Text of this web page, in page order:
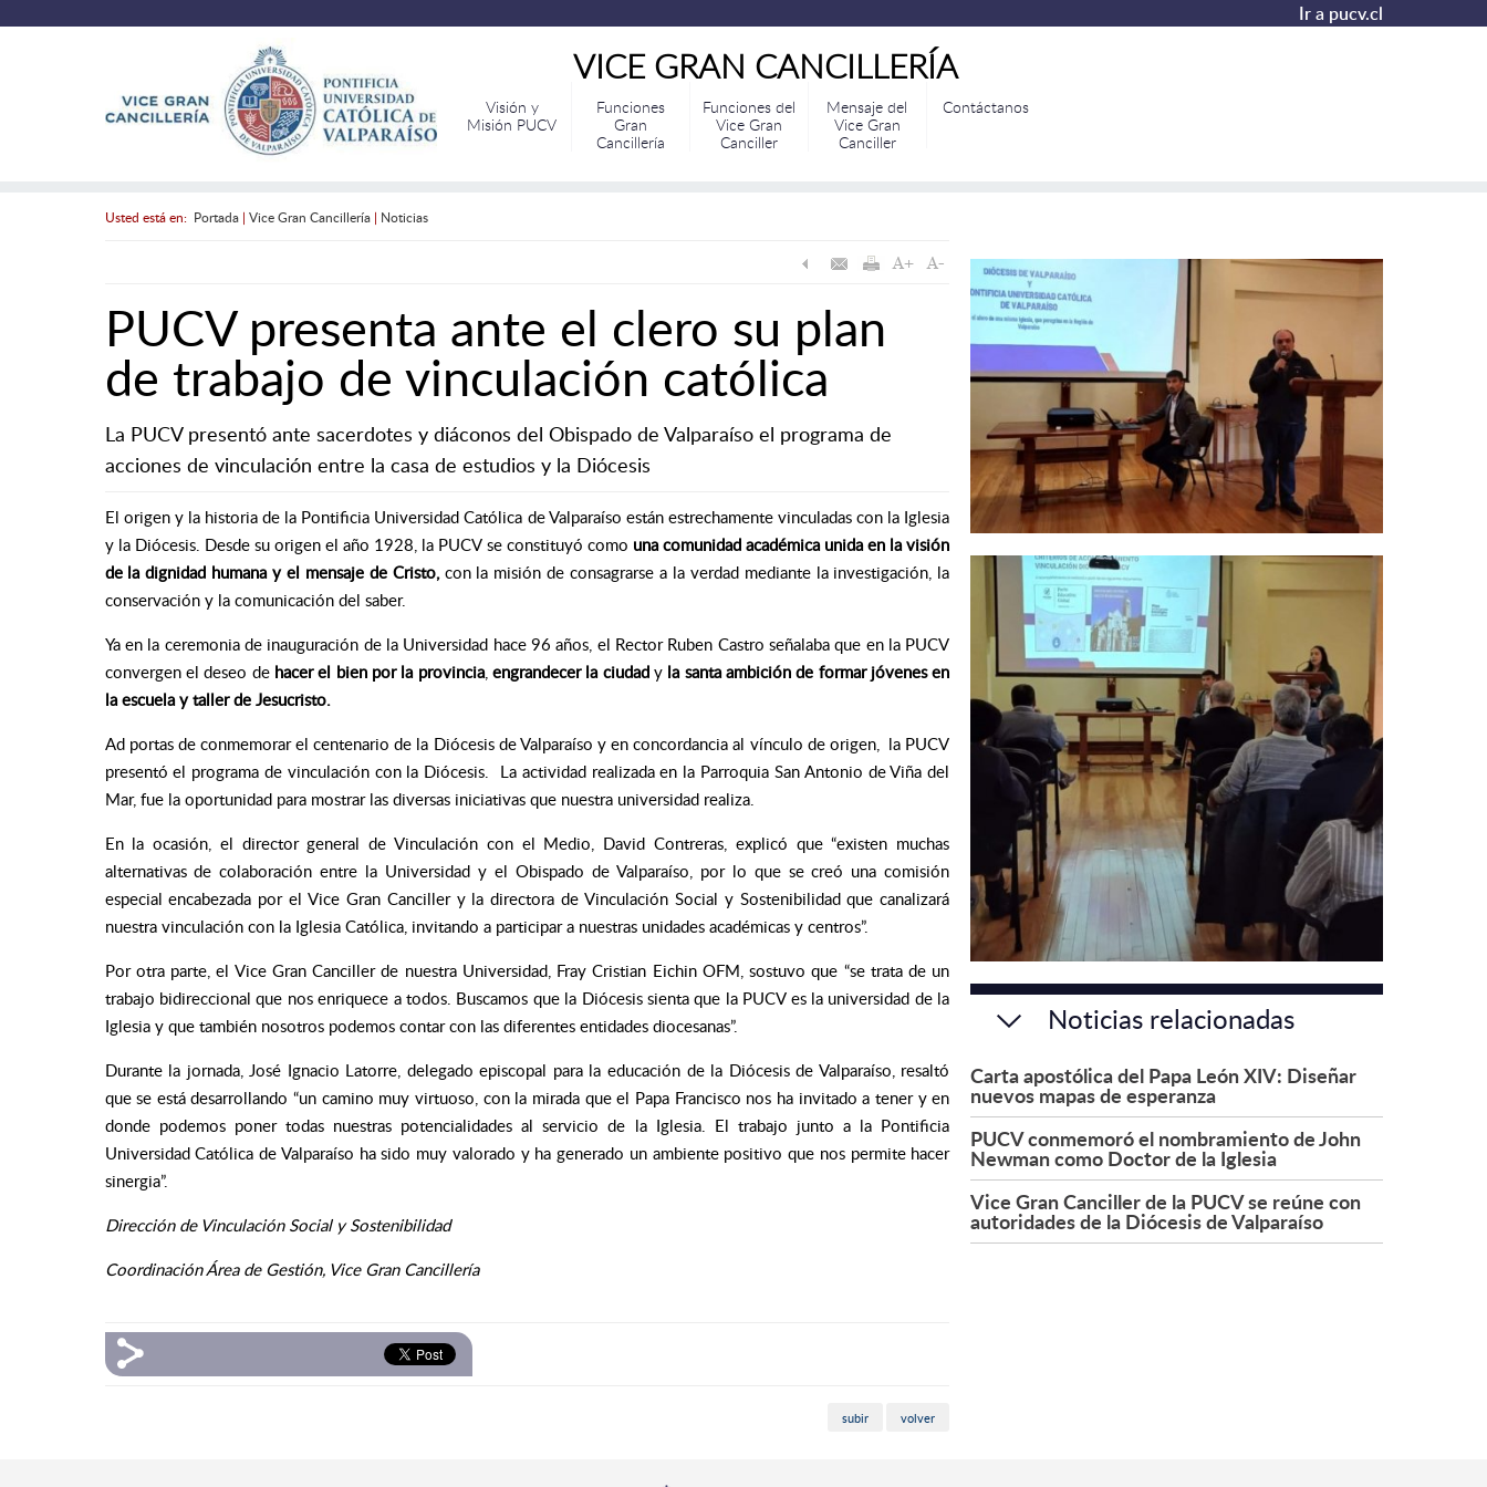
Ir a pucv.cl
VICE GRAN CANCILLERÍA
Visión y
Misión PUCV
Funciones
Gran
Cancillería
Funciones del
Vice Gran
Canciller
Mensaje del
Vice Gran
Canciller
Contáctanos
Usted está en: Portada| Vice Gran Cancillería| Noticias
PUCV presenta ante el clero su plan
de trabajo de vinculación católica
La PUCV presentó ante sacerdotes y diáconos del Obispado de Valparaíso el programa de
acciones de vinculación entre la casa de estudios y la Diócesis
El origen y la historia de la Pontificia Universidad Católica de Valparaíso están estrechamente vinculadas con la Iglesia
y la Diócesis. Desde su origen el año 1928, la PUCV se constituyó como una comunidad académica unida en la visión
de la dignidad humana y el mensaje de Cristo,con la misión de consagrarse a la verdad mediante la investigación, la
conservación y la comunicación del saber.
Ya en la ceremonia de inauguración de la Universidad hace 96 años, el Rector Ruben Castro señalaba que en la PUCV
convergen el deseo de hacer el bien por la provincia, engrandecer la ciudad y la santa ambición de formar jóvenes en
la escuela y taller de Jesucristo.
Ad portas de conmemorar el centenario de la Diócesis de Valparaíso y en concordancia al vínculo de origen, la PUCV
presentó el programa de vinculación con la Diócesis. La actividad realizada en la Parroquia San Antonio de Viña del
Mar, fue la oportunidad para mostrar las diversas iniciativas que nuestra universidad realiza.
En la ocasión, el director general de Vinculación con el Medio, David Contreras, explicó que “existen muchas
alternativas de colaboración entre la Universidad y el Obispado de Valparaíso, por lo que se creó una comisión
especial encabezada por el Vice Gran Canciller y la directora de Vinculación Social y Sostenibilidad que canalizará
nuestra vinculación con la Iglesia Católica, invitando a participar a nuestras unidades académicas y centros”.
Por otra parte, el Vice Gran Canciller de nuestra Universidad, Fray Cristian Eichin OFM, sostuvo que “se trata de un
trabajo bidireccional que nos enriquece a todos. Buscamos que la Diócesis sienta que la PUCV es la universidad de la
Iglesia y que también nosotros podemos contar con las diferentes entidades diocesanas”.
Durante la jornada, José Ignacio Latorre, delegado episcopal para la educación de la Diócesis de Valparaíso, resaltó
que se está desarrollando “un camino muy virtuoso, con la mirada que el Papa Francisco nos ha invitado a tener y en
donde podemos poner todas nuestras potencialidades al servicio de la Iglesia. El trabajo junto a la Pontificia
Universidad Católica de Valparaíso ha sido muy valorado y ha generado un ambiente positivo que nos permite hacer
sinergia”.
Dirección de Vinculación Social y Sostenibilidad
Coordinación Área de Gestión, Vice Gran Cancillería
subir volver
Noticias relacionadas
Carta apostólica del Papa León XIV: Diseñar
nuevos mapas de esperanza
PUCV conmemoró el nombramiento de John
Newman como Doctor de la Iglesia
Vice Gran Canciller de la PUCV se reúne con
autoridades de la Diócesis de Valparaíso